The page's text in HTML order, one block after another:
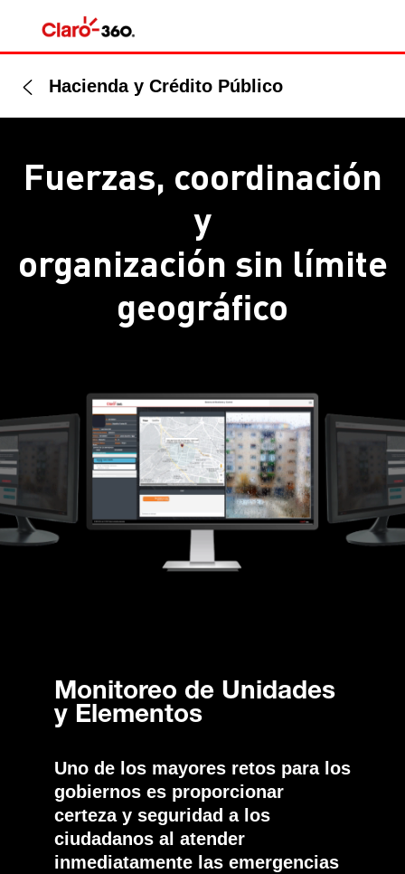
Hacienda y Crédito Público
Fuerzas, coordinación
y
organización sin límite
geográfico
Monitoreo de Unidades
y Elementos
Uno de los mayores retos para los
gobiernos es proporcionar
certeza y seguridad a los
ciudadanos al atender
inmediatamente las emergencias